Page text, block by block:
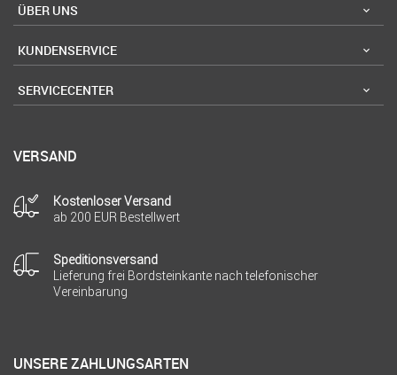
ÜBER UNS
KUNDENSERVICE
SERVICECENTER
VERSAND
Kostenloser Versand
ab 200 EUR Bestellwert
Speditionsversand
Lieferung frei Bordsteinkante nach telefonischer
Vereinbarung
UNSERE ZAHLUNGSARTEN